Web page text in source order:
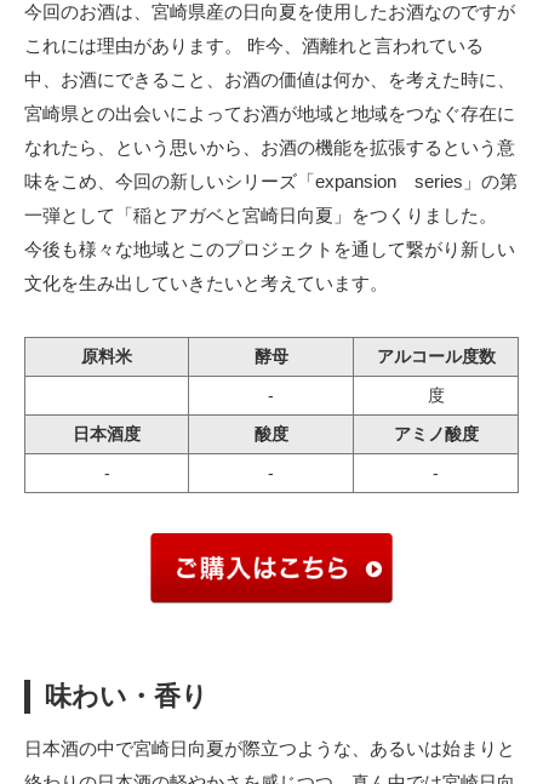
今回のお酒は、宮崎県産の日向夏を使用したお酒なのですが
これには理由があります。 昨今、酒離れと言われている
中、お酒にできること、お酒の価値は何か、を考えた時に、
宮崎県との出会いによってお酒が地域と地域をつなぐ存在に
なれたら、という思いから、お酒の機能を拡張するという意
味をこめ、今回の新しいシリーズ「expansion series」の第
一弾として「稲とアガベと宮崎日向夏」をつくりました。
今後も様々な地域とこのプロジェクトを通して繋がり新しい
文化を生み出していきたいと考えています。
原料米 酵母
アルコール度数
-
度
日本酒度
酸度
アミノ酸度
-
- -
味わい・香り
日本酒の中で宮崎日向夏が際立つような、あるいは始まりと